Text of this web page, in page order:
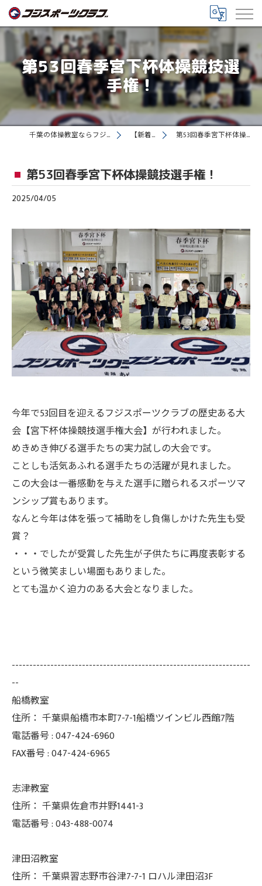
第53回春季宮下杯体操競技選
手権！
千葉の体操教室ならフジスポーツクラブ 【新着情報】 第53回春季宮下杯体操競技選手権！
第53回春季宮下杯体操競技選手権！
2025/04/05
今年で53回目を迎えるフジスポーツクラブの歴史ある大
会【宮下杯体操競技選手権大会】が行われました。
めきめき伸びる選手たちの実力試しの大会です。
ことしも活気あふれる選手たちの活躍が見れました。
この大会は一番感動を与えた選手に贈られるスポーツマ
ンシップ賞もあります。
なんと今年は体を張って補助をし負傷しかけた先生も受
賞？
・・・でしたが受賞した先生が子供たちに再度表彰する
という微笑ましい場面もありました。
とても温かく迫力のある大会となりました。
--------------------------------------------------------------------
--
船橋教室
住所： 千葉県船橋市本町7-7-1船橋ツインビル西館7階
電話番号 :047-424-6960
FAX番号 :047-424-6965
志津教室
住所： 千葉県佐倉市井野1441-3
電話番号 :043-488-0074
津田沼教室
住所： 千葉県習志野市谷津7-7-1 ロハル津田沼3F